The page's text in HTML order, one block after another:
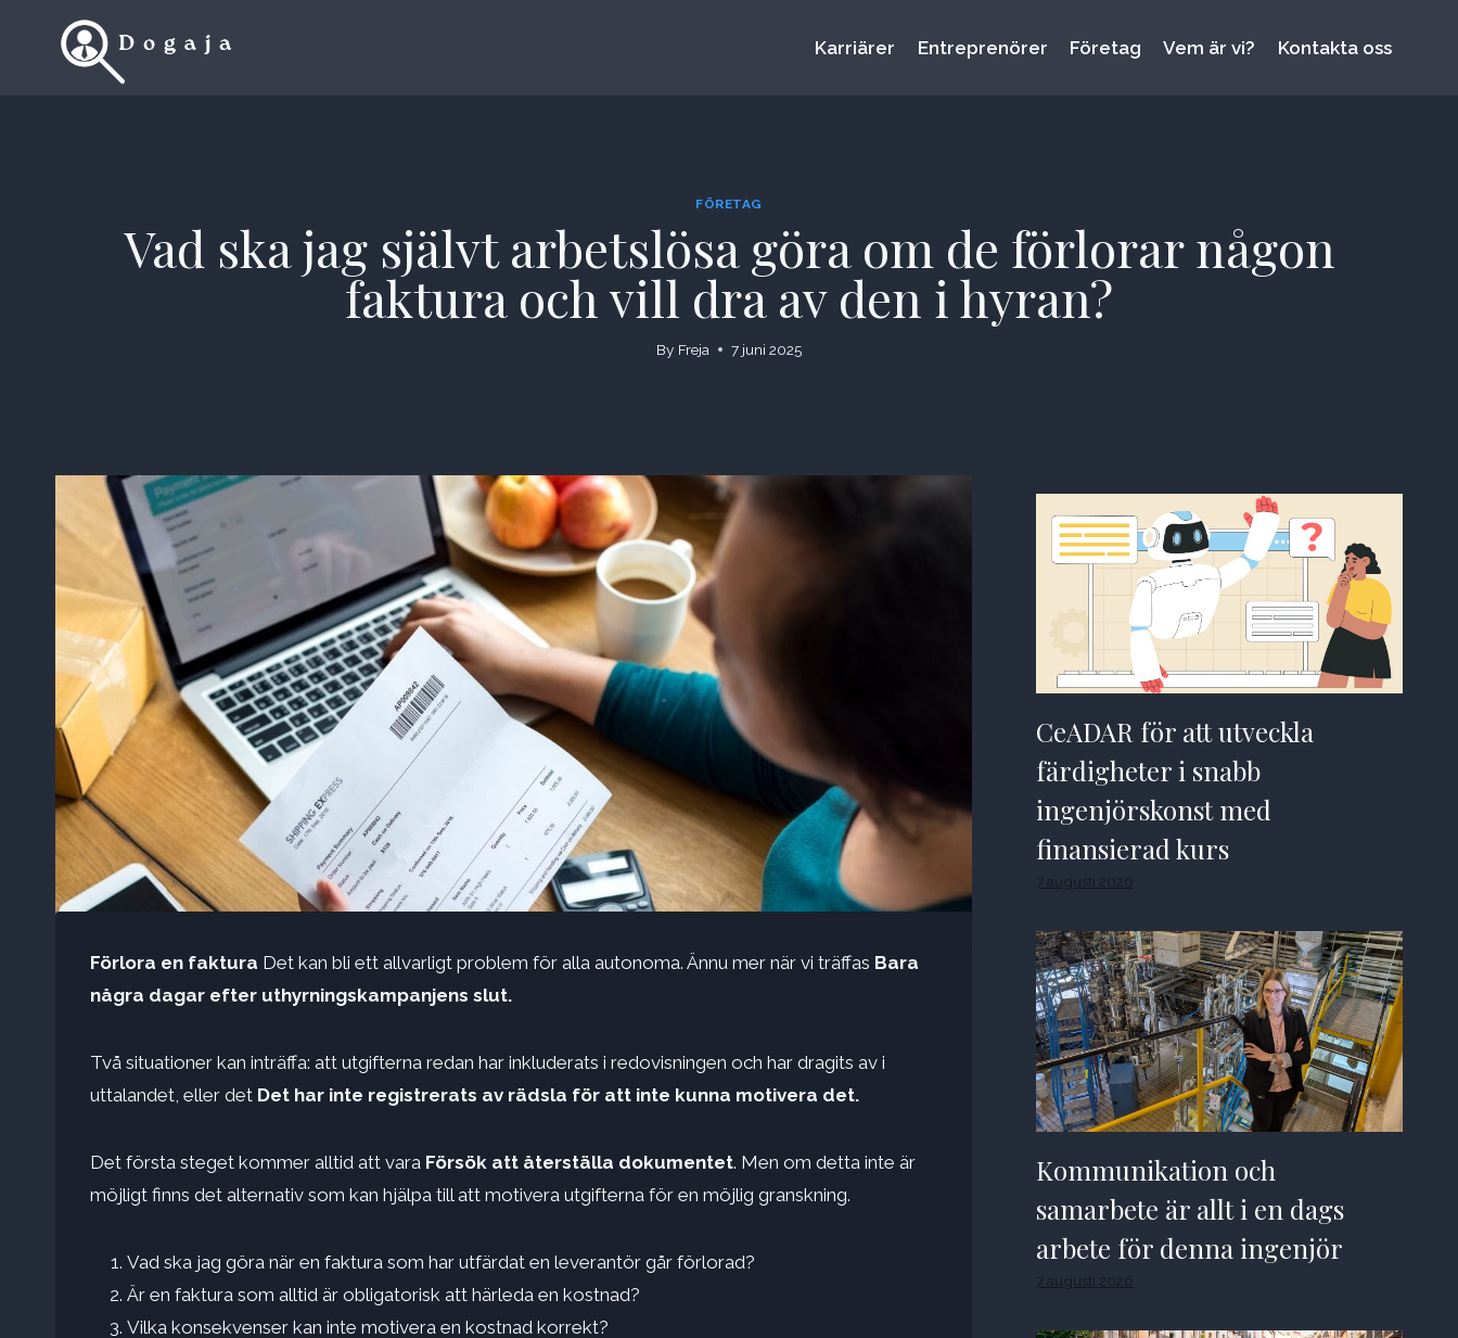
Karriärer Entreprenörer Företag Vem är vi? Kontakta oss
FÖRETAG
Vad ska jag självt arbetslösa göra om de förlorar någon
faktura och vill dra av den i hyran?
By Freja 7 juni 2025
Förlora en faktura Det kan bli ett allvarligt problem för alla autonoma. Ännu mer när vi träffas Bara
några dagar efter uthyrningskampanjens slut.
Två situationer kan inträffa: att utgifterna redan har inkluderats i redovisningen och har dragits av i
uttalandet, eller det Det har inte registrerats av rädsla för att inte kunna motivera det.
Det första steget kommer alltid att vara Försök att återställa dokumentet. Men om detta inte är
möjligt finns det alternativ som kan hjälpa till att motivera utgifterna för en möjlig granskning.
Vad ska jag göra när en faktura som har utfärdat en leverantör går förlorad?
Är en faktura som alltid är obligatorisk att härleda en kostnad?
Vilka konsekvenser kan inte motivera en kostnad korrekt?
CeADAR för att utveckla
färdigheter i snabb
ingenjörskonst med
finansierad kurs
7 augusti 2026
Kommunikation och
samarbete är allt i en dags
arbete för denna ingenjör
7 augusti 2026